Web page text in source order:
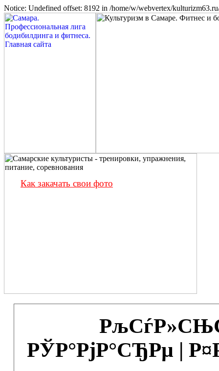
Notice: Undefined offset: 8192 in /home/w/webvertex/
РЎР°РјР°СЂРµ |
Как закачать свои фото